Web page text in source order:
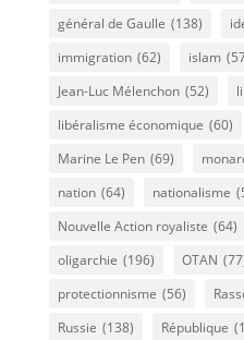
général de Gaulle (138)
immigration (62) islam
Jean-Luc Mélenchon (52)
libéralisme économique (60)
Marine Le Pen (69)
nation (64) nationalisme
Nouvelle Action royaliste (64)
oligarchie (196) OTAN
protectionnisme (56)
Russie (138) République